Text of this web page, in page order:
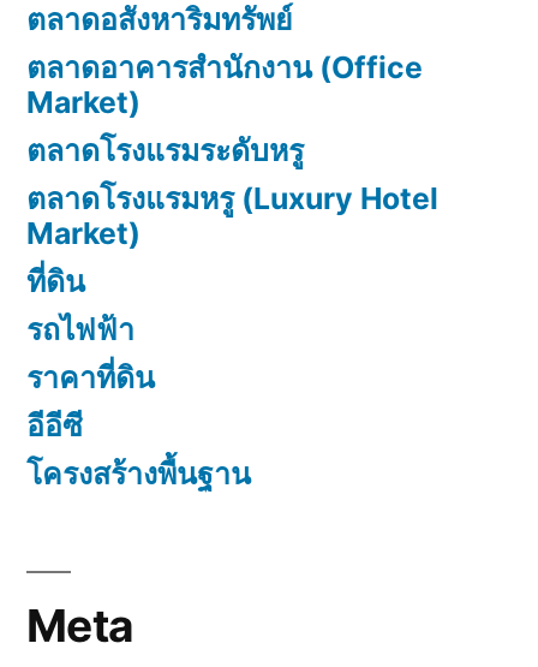
ตลาดอสังหาริมทรัพย์
ตลาดอาคารสำนักงาน (Office
Market)
ตลาดโรงแรมระดับหรู
ตลาดโรงแรมหรู (Luxury Hotel
Market)
ที่ดิน
รถไฟฟ้า
ราคาที่ดิน
อีอีซี
โครงสร้างพื้นฐาน
Meta